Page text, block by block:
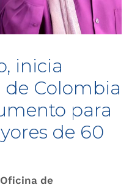
inicia
Colombia
para
de 60
Oficina de